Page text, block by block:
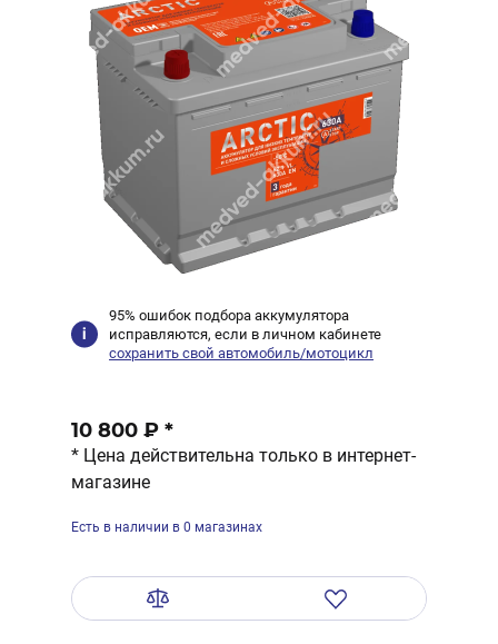
95% ошибок подбора аккумулятора
исправляются, если в личном кабинете
сохранить свой автомобиль/мотоцикл
10 800 ₽ *
* Цена действительна только в интернет-
магазине
Есть в наличии в 0 магазинах